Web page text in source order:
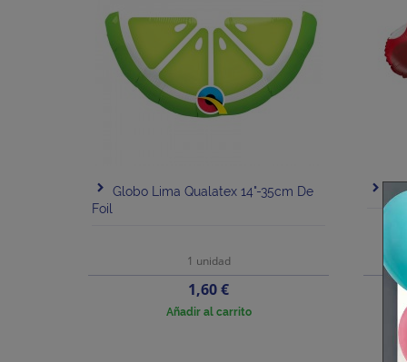
Globo Lima Qualatex 14"-35cm De
Foil
1 unidad
Precio
1,60 €
Añadir al carrito